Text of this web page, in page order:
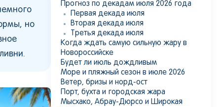
но
Прогноз по декадам июля 2026 года
Первая декада июля
Вторая декада июля
Третья декада июля
Когда ждать самую сильную жару в
Новороссийске
Будет ли июль дождливым
Море и пляжный сезон в июле 2026
Ветер, бризы и норд-ост
Порт, бухта и городская жара
Мысхако, Абрау-Дюрсо и Широкая